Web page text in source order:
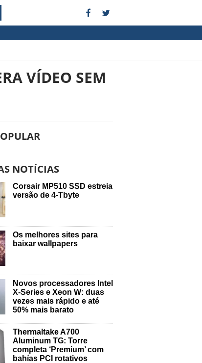
VÍDEO SEM
NOTÍCIAS
Corsair MP510 SSD estreia
versão de 4-Tbyte
Os melhores sites para
baixar wallpapers
Novos processadores Intel
X-Series e Xeon W: duas
vezes mais rápido e até
50% mais barato
Thermaltake A700
Aluminum TG: Torre
completa ‘Premium’ com
bahías PCI rotativos